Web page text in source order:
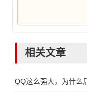
相关文章
QQ这么强大，为什么